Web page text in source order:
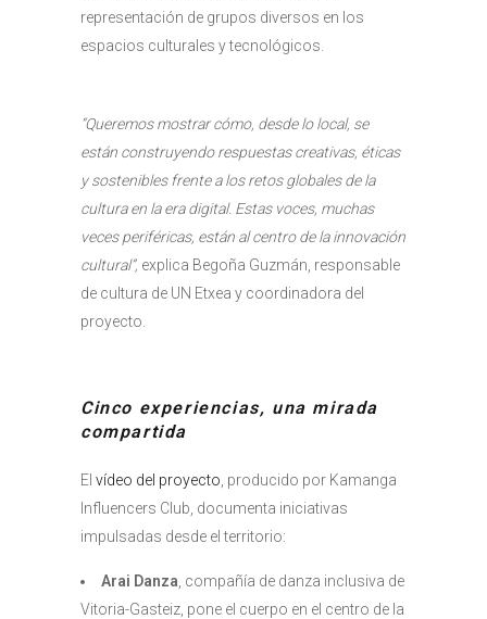
representación de grupos diversos en los
espacios culturales y tecnológicos.
“Queremos mostrar cómo, desde lo local, se
están construyendo respuestas creativas, éticas
y sostenibles frente a los retos globales de la
cultura en la era digital. Estas voces, muchas
veces periféricas, están al centro de la innovación
cultural”, explica Begoña Guzmán, responsable
de cultura de UN Etxea y coordinadora del
proyecto.
Cinco experiencias, una mirada
compartida
El vídeo del proyecto , producido por Kamanga
Influencers Club, documenta iniciativas
impulsadas desde el territorio:
Arai Danza , compañía de danza inclusiva de
Vitoria-Gasteiz, pone el cuerpo en el centro de la